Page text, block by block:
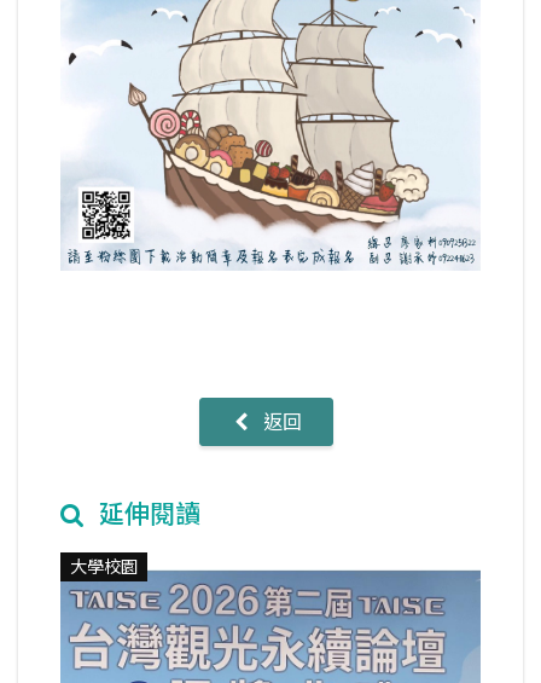
返回
延伸閱讀
大學校園